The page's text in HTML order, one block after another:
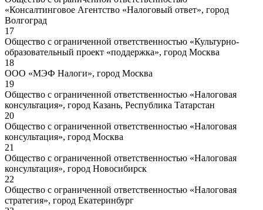
«Консалтинговое Агентство «Налоговый ответ», город
Волгоград
17
Общество с ограниченной ответственностью «Культурно-
образовательный проект «поддержка», город Москва
18
ООО «МЭФ Налоги», город Москва
19
Общество с ограниченной ответственностью «Налоговая
консультация», город Казань, Республика Татарстан
20
Общество с ограниченной ответственностью «Налоговая
консультация», город Москва
21
Общество с ограниченной ответственностью «Налоговая
консультация», город Новосибирск
22
Общество с ограниченной ответственностью «Налоговая
стратегия», город Екатеринбург